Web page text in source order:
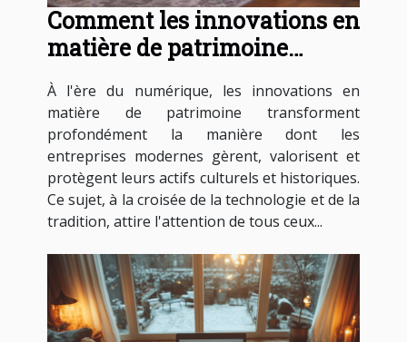
Comment les innovations en
matière de patrimoine
influencent-elles les
entreprises modernes ?
À l'ère du numérique, les innovations en
matière de patrimoine transforment
profondément la manière dont les
entreprises modernes gèrent, valorisent et
protègent leurs actifs culturels et historiques.
Ce sujet, à la croisée de la technologie et de la
tradition, attire l'attention de tous ceux...